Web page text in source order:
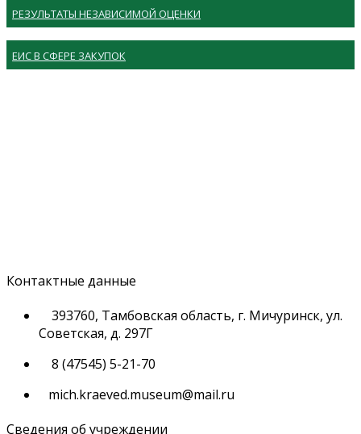
РЕЗУЛЬТАТЫ НЕЗАВИСИМОЙ ОЦЕНКИ
ЕИС В СФЕРЕ ЗАКУПОК
Контактные данные
393760, Тамбовская область, г. Мичуринск, ул.
Советская, д. 297Г
8 (47545) 5-21-70
mich.kraeved.museum@mail.ru
Сведения об учреждении